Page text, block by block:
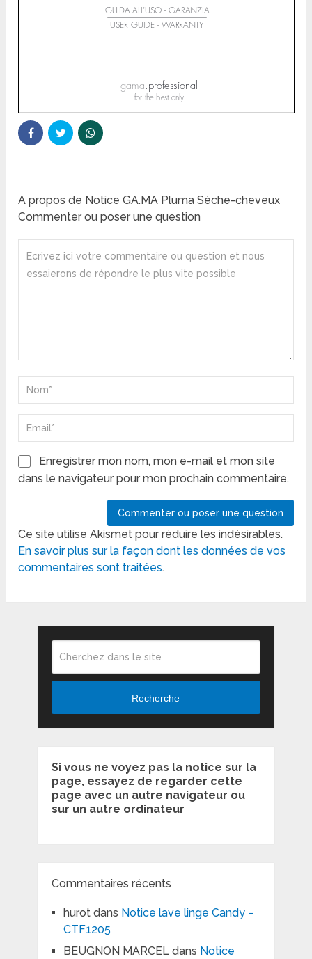
A propos de Notice GA.MA Pluma Sèche-cheveux
Commenter ou poser une question
Enregistrer mon nom, mon e-mail et mon site
dans le navigateur pour mon prochain commentaire.
Ce site utilise Akismet pour réduire les indésirables.
En savoir plus sur la façon dont les données de vos
commentaires sont traitées.
Recherche
Si vous ne voyez pas la notice sur la
page, essayez de regarder cette
page avec un autre navigateur ou
sur un autre ordinateur
Commentaires récents
hurotdans Notice lave linge Candy –
CTF1205
BEUGNON MARCELdans Notice